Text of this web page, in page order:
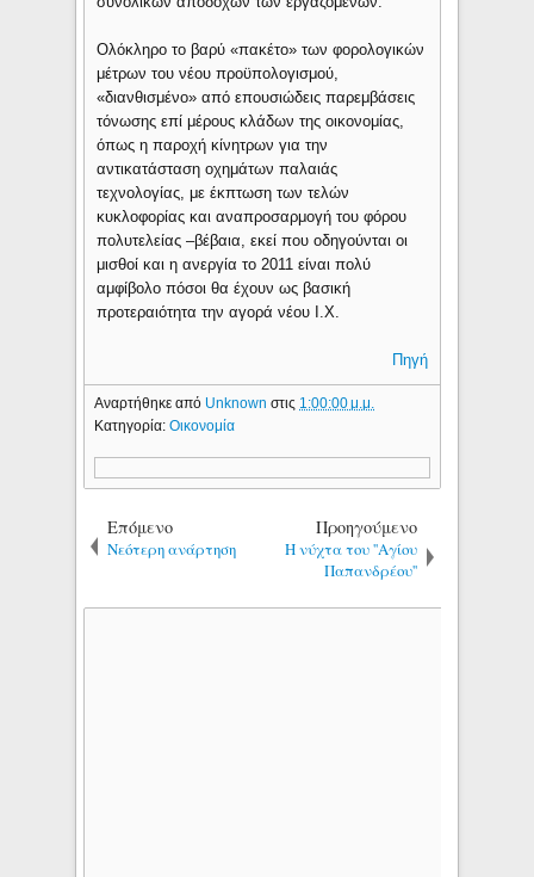
Ολόκληρο το βαρύ «πακέτο» των φορολογικών
μέτρων του νέου προϋπολογισμού,
«διανθισμένο» από επουσιώδεις παρεμβάσεις
τόνωσης επί μέρους κλάδων της οικονομίας,
όπως η παροχή κίνητρων για την
αντικατάσταση οχημάτων παλαιάς
τεχνολογίας, με έκπτωση των τελών
κυκλοφορίας και αναπροσαρμογή του φόρου
πολυτελείας –βέβαια, εκεί που οδηγούνται οι
μισθοί και η ανεργία το 2011 είναι πολύ
αμφίβολο πόσοι θα έχουν ως βασική
προτεραιότητα την αγορά νέου Ι.Χ.
Πηγή
Αναρτήθηκε από Unknownστις 1:00:00 μ.μ.
Κατηγορία:Οικονομία
Επόμενο
Νεότερη ανάρτηση
Προηγούμενο
Η νύχτα του ''Αγίου
Παπανδρέου''